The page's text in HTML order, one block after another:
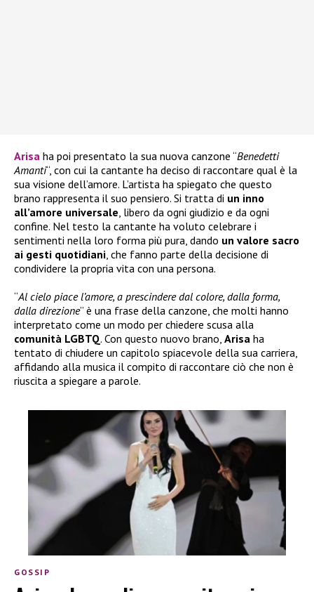
Arisa ha poi presentato la sua nuova canzone “Benedetti
Amanti“, con cui la cantante ha deciso di raccontare qual è la
sua visione dell’amore. L’artista ha spiegato che questo
brano rappresenta il suo pensiero. Si tratta di un inno
all’amore universale , libero da ogni giudizio e da ogni
confine. Nel testo la cantante ha voluto celebrare i
sentimenti nella loro forma più pura, dando un valore sacro
ai gesti quotidiani , che fanno parte della decisione di
condividere la propria vita con una persona.
“Al cielo piace l’amore, a prescindere dal colore, dalla forma,
dalla direzione” è una frase della canzone, che molti hanno
interpretato come un modo per chiedere scusa alla
comunità LGBTQ. Con questo nuovo brano, Arisa ha
tentato di chiudere un capitolo spiacevole della sua carriera,
affidando alla musica il compito di raccontare ciò che non è
riuscita a spiegare a parole.
GOSSIP